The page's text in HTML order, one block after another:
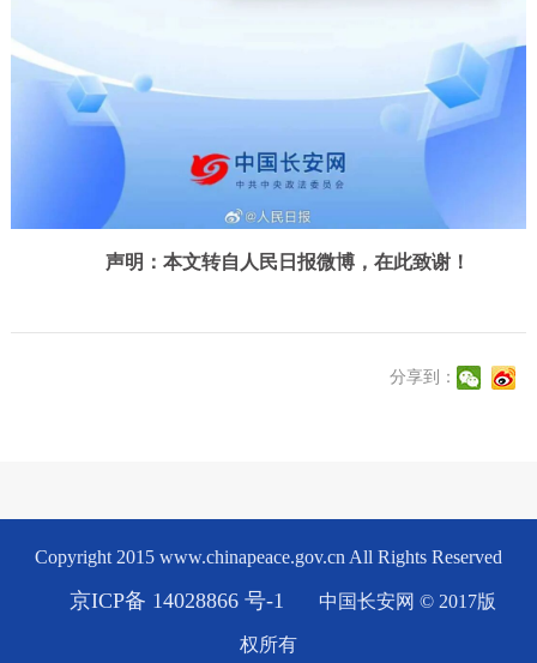
声明：本文转自人民日报微博 ，在此致谢！
分享到：
Copyright 2015 www.chinapeace.gov.cn All Rights Reserved
京ICP备 14028866 号-1 中国长安网 © 2017版
权所有